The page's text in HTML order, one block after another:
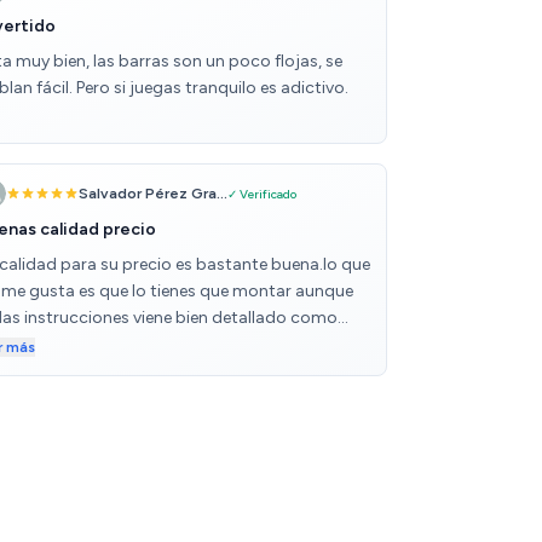
muy bien, las barras son un poco flojas, se
fácil. Pero si juegas tranquilo es adictivo.
Salvador Pérez Gra...✓ Verificado
calidad precio
para su precio es bastante buena.lo que
gusta es que lo tienes que montar aunque
instrucciones viene bien detallado como
el futbolin
más